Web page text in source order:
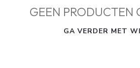
GEEN PRODUCTEN
GA VERDER MET